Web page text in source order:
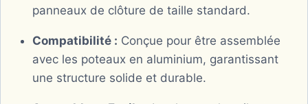
panneaux de clôture de taille standard.
Compatibilité : Conçue pour être assemblée
avec les poteaux en aluminium, garantissant
une structure solide et durable.